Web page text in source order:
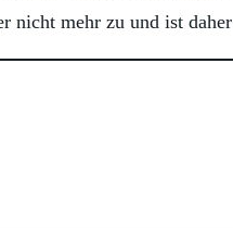
mehr zu und ist